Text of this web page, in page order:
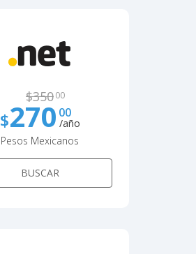
$35000
$270 00
/año
Pesos Mexicanos
BUSCAR